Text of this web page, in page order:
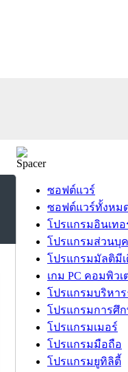
ซอฟต์แวร์
ซอฟต์แวร์ทั้งหม
โปรแกรมอินเทอ
โปรแกรมส่วนบุ
โปรแกรมมัลติมีเ
เกม PC คอมพิวเ
โปรแกรมบริหา
โปรแกรมการศึ
โปรแกรมเมอร์
โปรแกรมมือถือ
โปรแกรมยูทิลิตี้